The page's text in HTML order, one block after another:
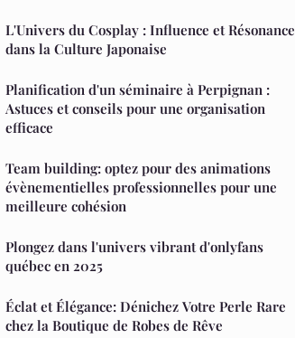
L'Univers du Cosplay : Influence et Résonance
dans la Culture Japonaise
Planification d'un séminaire à Perpignan :
Astuces et conseils pour une organisation
efficace
Team building: optez pour des animations
évènementielles professionnelles pour une
meilleure cohésion
Plongez dans l'univers vibrant d'onlyfans
québec en 2025
Éclat et Élégance: Dénichez Votre Perle Rare
chez la Boutique de Robes de Rêve